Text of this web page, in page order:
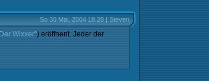
So 30 Mai, 2004 18:28 | Steven
Wixxer") eröffnent. Jeder der